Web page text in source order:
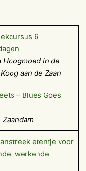
6
Hoogmoed in de
aan de Zaan
– Blues Goes
Zaandam
etentje voor
werkende